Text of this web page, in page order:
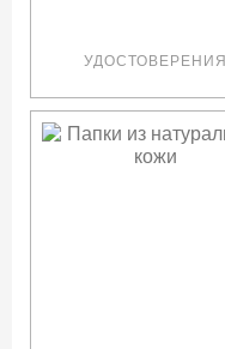
УДОСТОВЕРЕНИЯ